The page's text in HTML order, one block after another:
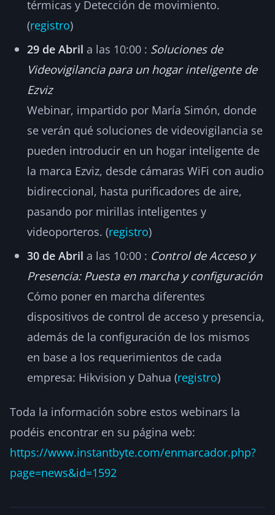
térmicas y Detección de movimiento.
(registro)
29 de Abril a las 10:00 : Soluciones de
Videovigilancia para un hogar inteligente de
Ezviz
Webinar, impartido por María Simón, donde
se verán qué soluciones de videovigilancia se
pueden introducir en un hogar inteligente de
la marca Ezviz, desde cámaras WiFi con audio
bidireccional, hasta purificadores de aire,
pasando por mirillas inteligentes y
videoporteros. (registro)
30 de Abril a las 10:00 : Control de Acceso y
Presencia: Puesta en marcha y configuración
Cómo poner en marcha diferentes
dispositivos de control de acceso y presencia,
además de la configuración de los mismos
en base a los requerimientos de cada
empresa: Hikvision y Dahua (registro)
Toda la información sobre estos webinars la
podéis encontrar en su página web:
https://www.instantbyte.com/enmarcador.php?
page=news&id=1592